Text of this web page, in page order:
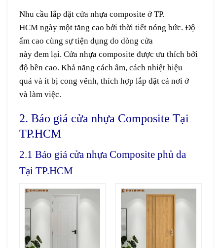
Nhu cầu lắp đặt cửa nhựa composite ởTP.
HCM ngày một tăng cao bởi thời tiết nóng bức. Độ
ẩm cao cùng sự tiện dụng do dòng cửa
này đem lại. Cửa nhựa composite được ưu thích bởi
độ bền cao. Khả năng cách âm, cách nhiệt hiệu
quả và ít bị cong vênh, thích hợp lắp đặt cả nơi ở
và làm việc.
2. Báo giá cửa nhựa Composite Tại
TP.HCM
2.1 Báo giá cửa nhựa Composite phủ da
Tại TP.HCM